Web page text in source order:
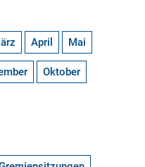
April Mai
Oktober